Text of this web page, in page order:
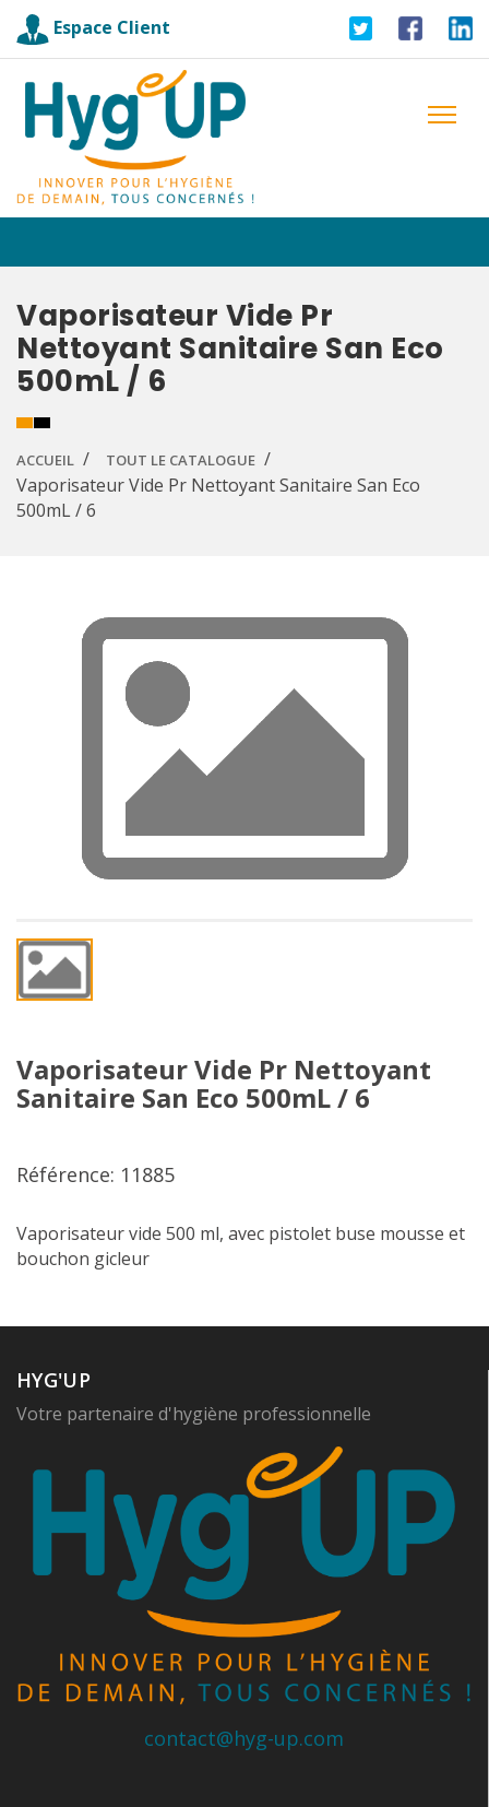
Espace Client
Vaporisateur Vide Pr
Nettoyant Sanitaire San Eco
500mL / 6
ACCUEIL TOUT LE CATALOGUE
Vaporisateur Vide Pr Nettoyant Sanitaire San Eco
500mL / 6
Vaporisateur Vide Pr Nettoyant
Sanitaire San Eco 500mL / 6
Référence: 11885
Vaporisateur vide 500 ml, avec pistolet buse mousse et
bouchon gicleur
HYG'UP
Votre partenaire d'hygiène professionnelle
contact@hyg-up.com